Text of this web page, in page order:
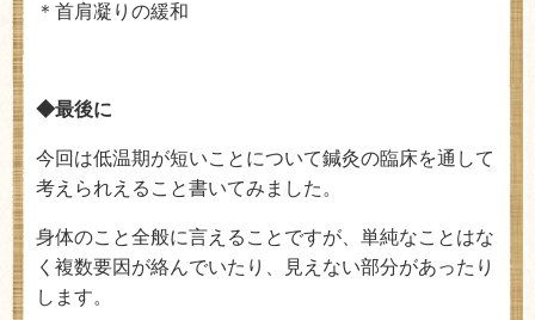
＊首肩凝りの緩和
◆最後に
今回は低温期が短いことについて鍼灸の臨床を通して
考えられえること書いてみました。
身体のこと全般に言えることですが、単純なことはな
く複数要因が絡んでいたり、見えない部分があったり
します。